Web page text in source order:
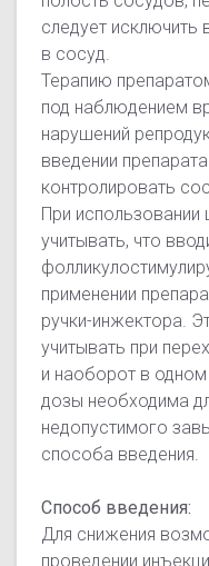
следует
в сосуд.
Терапию
под наблюдением
нарушений
введении
контролировать
При
учитывать, что
применении
ручки-инжектора.
учитывать при
и наоборот в одном
дозы необходима
недопустимого
способа введения.
Способ введения:
Для снижения
проведении